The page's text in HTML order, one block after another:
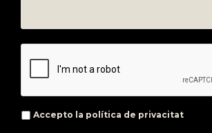
Accepto la política de privacitat